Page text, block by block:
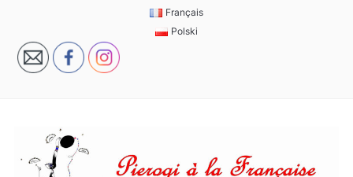
Français
Polski